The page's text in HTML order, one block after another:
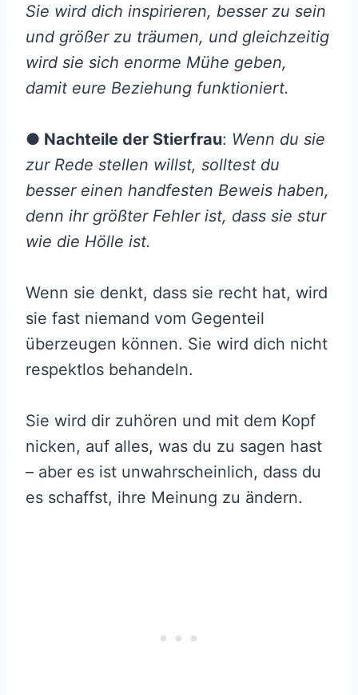
Sie wird dich inspirieren, besser zu sein
und größer zu träumen, und gleichzeitig
wird sie sich enorme Mühe geben,
damit eure Beziehung funktioniert.
● Nachteile der Stierfrau: Wenn du sie
zur Rede stellen willst, solltest du
besser einen handfesten Beweis haben,
denn ihr größter Fehler ist, dass sie stur
wie die Hölle ist.
Wenn sie denkt, dass sie recht hat, wird
sie fast niemand vom Gegenteil
überzeugen können. Sie wird dich nicht
respektlos behandeln.
Sie wird dir zuhören und mit dem Kopf
nicken, auf alles, was du zu sagen hast
– aber es ist unwahrscheinlich, dass du
es schaffst, ihre Meinung zu ändern.